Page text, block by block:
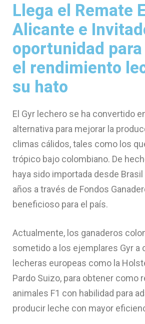
Llega el Remate
Alicante e
oportunidad
el rendimiento
su hato
El Gyr lechero se ha convertido
alternativa para mejorar la
climas cálidos, tales como los
trópico bajo colombiano. De
haya sido importada desde
años a través de Fondos
beneficioso para el país.
Actualmente, los ganaderos
sometido a los ejemplares Gyr a
lecheras europeas como la
Pardo Suizo, para obtener como
animales F1 con habilidad para
producir leche con mayor